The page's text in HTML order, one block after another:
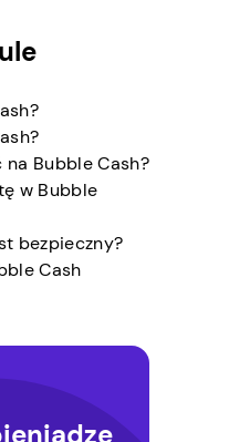
na Bubble Cash?
w Bubble
bezpieczny?
Cash